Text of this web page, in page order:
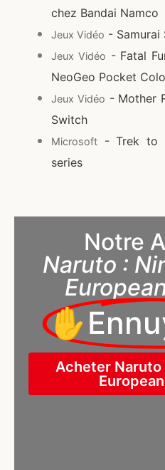
chez Bandai Namco
Jeux Vidéo - Samurai
Jeux Vidéo - Fatal
NeoGeo Pocket
Jeux Vidéo - Mother
Switch
Microsoft
- Trek to
series
Notre
Naruto :
Acheter Naruto